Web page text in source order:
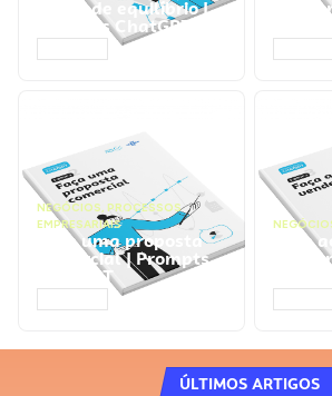
ponto de equilíbrio |
Prompts ChatGPT
seu
NEGÓCIOS, PROCESSOS
EMPRESARIAIS
Faça uma proposta
comercial | Prompts
ChatGPT
Faça
ÚLTIMOS ARTIGOS